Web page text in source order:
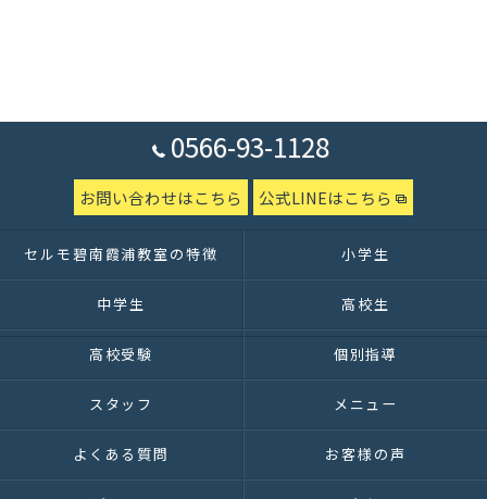
0566-93-1128
お問い合わせはこちら 公式LINEはこちら
セルモ碧南霞浦教室の特徴 小学生
中学生 高校生
高校受験 個別指導
スタッフ メニュー
よくある質問 お客様の声